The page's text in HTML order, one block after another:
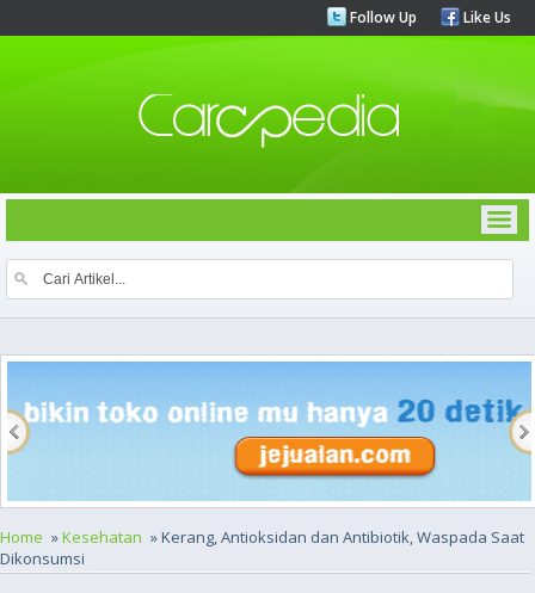
Follow Up Like Us
Home »Kesehatan » Kerang, Antioksidan dan Antibiotik, Waspada Saat
Dikonsumsi